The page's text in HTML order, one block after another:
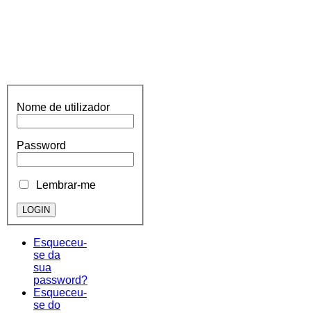
Nome de utilizador
Password
Lembrar-me
Esqueceu-
se da
sua
password?
Esqueceu-
se do